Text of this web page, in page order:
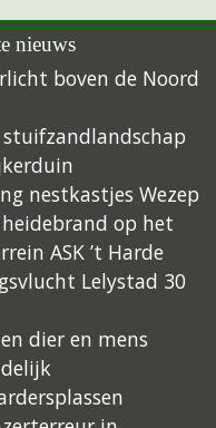
nieuws
boven de Noord
nestkastjes Wezep
op het
ASK ’t Harde
Lelystad 30
dier en mens